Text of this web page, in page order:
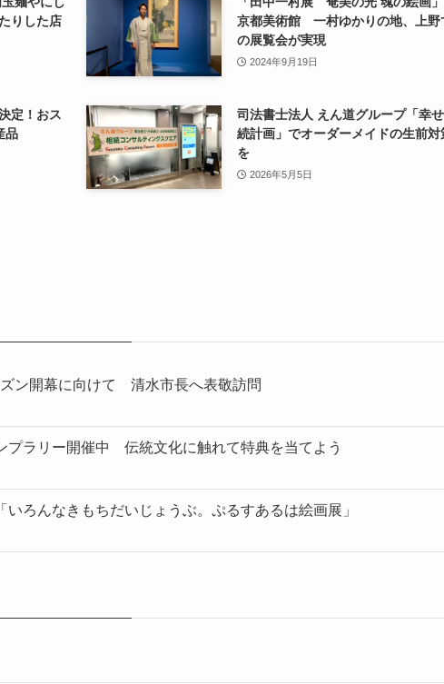
りした店
京都美術館 一村ゆかりの地、上野
の展覧会が実現
2024年9月19日
定！おス
品
司法書士法人 えん道グループ「幸
続計画」でオーダーメイドの生前対
を
2026年5月5日
ン開幕に向けて 清水市長へ表敬訪問
プラリー開催中 伝統文化に触れて特典を当てよう
ろんなきもちだいじょうぶ。ぷるすあるは絵画展」